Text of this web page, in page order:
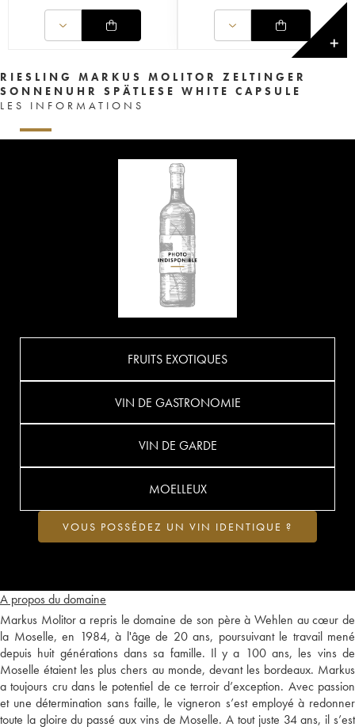
✕
RIESLING MARKUS MOLITOR ZELTINGER
SONNENUHR SPÄTLESE WHITE CAPSULE
LES INFORMATIONS
A propos du domaine
Markus Molitor a repris le domaine de son père à Wehlen au cœur de
la Moselle, en 1984, à l'âge de 20 ans, poursuivant le travail mené
depuis huit générations dans sa famille. Il y a 100 ans, les vins de
Moselle étaient les plus chers au monde, devant les bordeaux. Markus
a toujours cru dans le potentiel de ce terroir d’exception. Avec passion
et une détermination sans faille, le vigneron s’est employé à redonner
toute la gloire du passé aux vins de Moselle. A tout juste 34 ans, il s’est
FRUITS EXOTIQUES
VIN DE GASTRONOMIE
VIN DE GARDE
MOELLEUX
VOUS POSSÉDEZ UN VIN IDENTIQUE ?